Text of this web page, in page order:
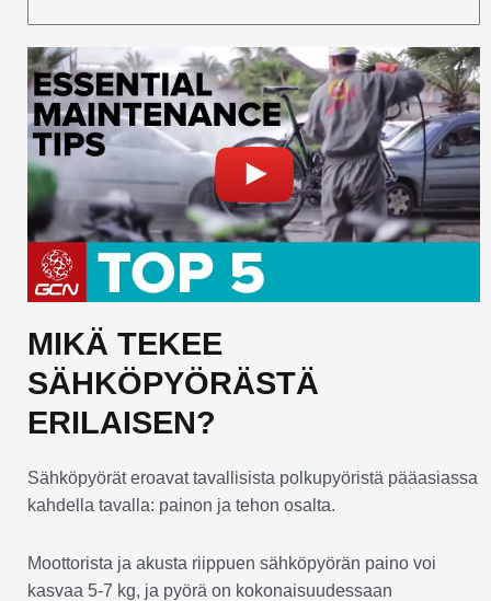
MIKÄ TEKEE
SÄHKÖPYÖRÄSTÄ
ERILAISEN?
Sähköpyörät eroavat tavallisista polkupyöristä pääasiassa
kahdella tavalla: painon ja tehon osalta.
Moottorista ja akusta riippuen sähköpyörän paino voi
kasvaa 5-7 kg, ja pyörä on kokonaisuudessaan